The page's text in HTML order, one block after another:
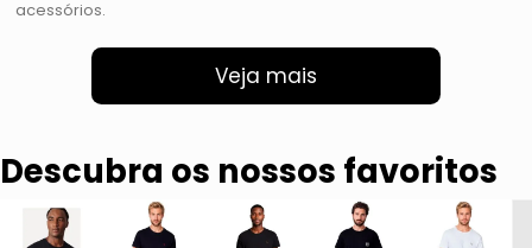
acessórios.
Veja mais
Descubra os nossos favoritos